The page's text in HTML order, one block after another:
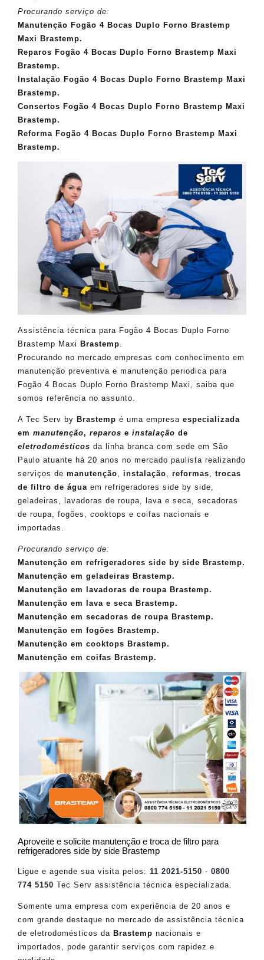
Procurando serviço de:
Manutenção Fogão 4 Bocas Duplo Forno Brastemp
Maxi Brastemp.
Reparos Fogão 4 Bocas Duplo Forno Brastemp Maxi
Brastemp.
Instalação Fogão 4 Bocas Duplo Forno Brastemp Maxi
Brastemp.
Consertos Fogão 4 Bocas Duplo Forno Brastemp Maxi
Brastemp.
Reforma Fogão 4 Bocas Duplo Forno Brastemp Maxi
Brastemp.
Assistência técnica para Fogão 4 Bocas Duplo Forno
Brastemp Maxi Brastemp
Procurando no mercado empresas com conhecimento em
manutenção preventiva e manutenção periodica para
Fogão 4 Bocas Duplo Forno Brastemp Maxi, saiba que
somos referência no assunto.
A Tec Serv by Brastemp é uma empresa especializada
em manutenção, reparos e instalação de
eletrodomésticos da linha branca com sede em São
Paulo atuante há 20 anos no mercado paulista realizando
serviços de manutenção instalação reformas
trocas
de filtro de água em refrigeradores side by side,
geladeiras, lavadoras de roupa, lava e seca, secadoras
de roupa, fogões, cooktops e coifas nacionais e
importadas.
Procurando serviço de:
Manutenção em refrigeradores side by side Brastemp.
Manutenção em geladeiras Brastemp.
Manutenção em lavadoras de roupa Brastemp.
Manutenção em lava e seca Brastemp.
Manutenção em secadoras de roupa Brastemp.
Manutenção em fogões Brastemp.
Manutenção em cooktops Brastemp.
Manutenção em coifas Brastemp.
Aproveite e solicite manutenção e troca de filtro para
refrigeradores side by side Brastemp
Ligue e agende sua visita pelos: 11 2021-5150 - 0800
774 5150 Tec Serv assistência técnica especializada.
Somente uma empresa com experiência de 20 anos e
com grande destaque no mercado de assistência técnica
de eletrodomésticos da Brastemp nacionais e
importados, pode garantir serviços com rapidez e